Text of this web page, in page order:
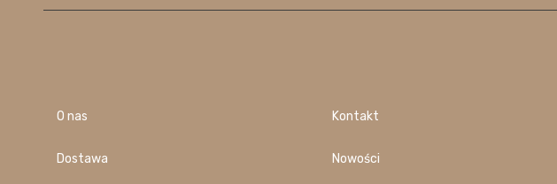
O nas
Dostawa
Kontakt
Nowości